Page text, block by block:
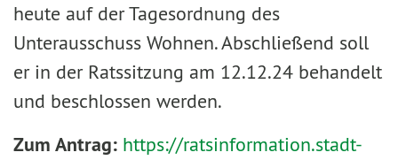
heute auf der Tagesordnung des
Unterausschuss Wohnen. Abschließend soll
er in der Ratssitzung am 12.12.24 behandelt
und beschlossen werden.
Zum Antrag: https://ratsinformation.stadt-